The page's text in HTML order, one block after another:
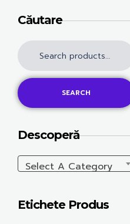
Căutare
SEARCH
Descoperă
Select A Category
Etichete Produs